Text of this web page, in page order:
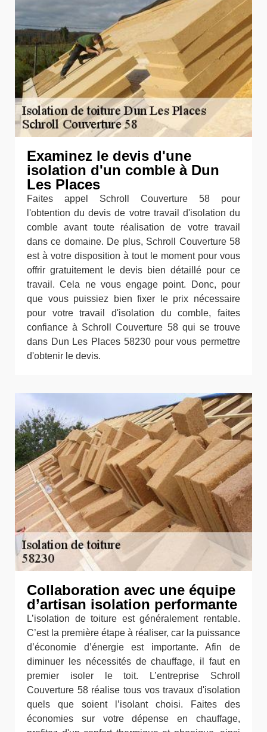
Examinez le devis d'une
isolation d'un comble à Dun
Les Places
Faites appel Schroll Couverture 58 pour
l'obtention du devis de votre travail d'isolation du
comble avant toute réalisation de votre travail
dans ce domaine. De plus, Schroll Couverture 58
est à votre disposition à tout le moment pour vous
offrir gratuitement le devis bien détaillé pour ce
travail. Cela ne vous engage point. Donc, pour
que vous puissiez bien fixer le prix nécessaire
pour votre travail d'isolation du comble, faites
confiance à Schroll Couverture 58 qui se trouve
dans Dun Les Places 58230 pour vous permettre
d'obtenir le devis.
Collaboration avec une équipe
d’artisan isolation performante
L’isolation de toiture est généralement rentable.
C’est la première étape à réaliser, car la puissance
d’économie d’énergie est importante. Afin de
diminuer les nécessités de chauffage, il faut en
premier isoler le toit. L’entreprise Schroll
Couverture 58 réalise tous vos travaux d'isolation
quels que soient l’isolant choisi. Faites des
économies sur votre dépense en chauffage,